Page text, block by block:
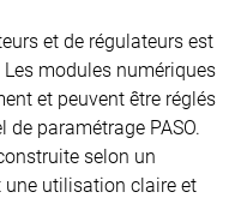
et de régulateurs est
modules numériques
et peuvent être réglés
paramétrage PASO.
selon un
une utilisation claire et